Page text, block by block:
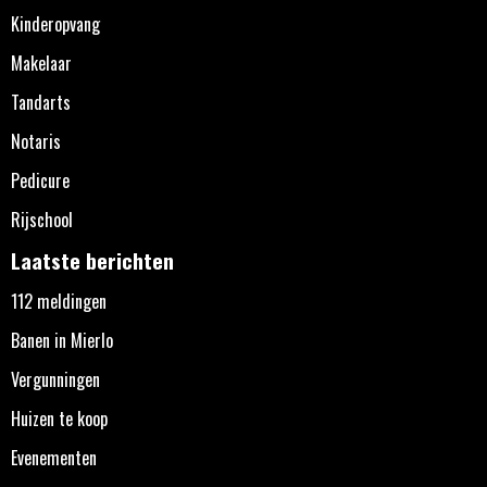
Kinderopvang
Makelaar
Tandarts
Notaris
Pedicure
Rijschool
Laatste berichten
112 meldingen
Banen in Mierlo
Vergunningen
Huizen te koop
Evenementen